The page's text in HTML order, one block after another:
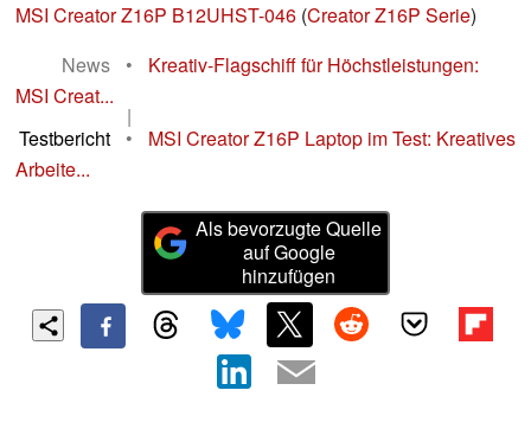
MSI Creator Z16P B12UHST-046 (Creator Z16P Serie)
News
•
Kreativ-Flagschiff für Höchstleistungen:
MSI Creat...
|
Testbericht
•
MSI Creator Z16P Laptop im Test: Kreatives
Arbeite...
Als bevorzugte Quelle
auf Google
hinzufügen